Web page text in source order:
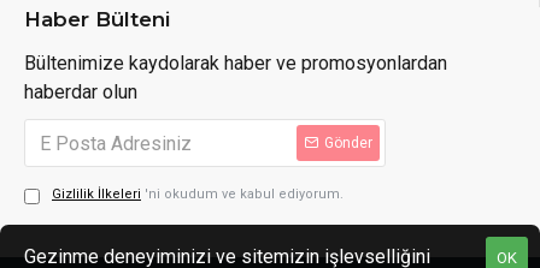
Haber Bülteni
Bültenimize kaydolarak haber ve promosyonlardan
haberdar olun
Gönder
Gizlilik İlkeleri 'ni okudum ve kabul ediyorum.
OK
Gezinme deneyiminizi ve sitemizin işlevselliğini